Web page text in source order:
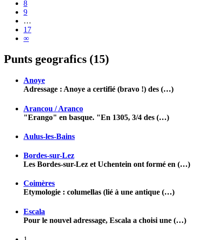
8
9
…
17
∞
Punts geografics (15)
Anoye
Adressage : Anoye a certifié (bravo !) des (…)
Arancou / Aranco
"Erango" en basque. "En 1305, 3/4 des (…)
Aulus-les-Bains
Bordes-sur-Lez
Les Bordes-sur-Lez et Uchentein ont formé en (…)
Coimères
Etymologie : columellas (lié à une antique (…)
Escala
Pour le nouvel adressage, Escala a choisi une (…)